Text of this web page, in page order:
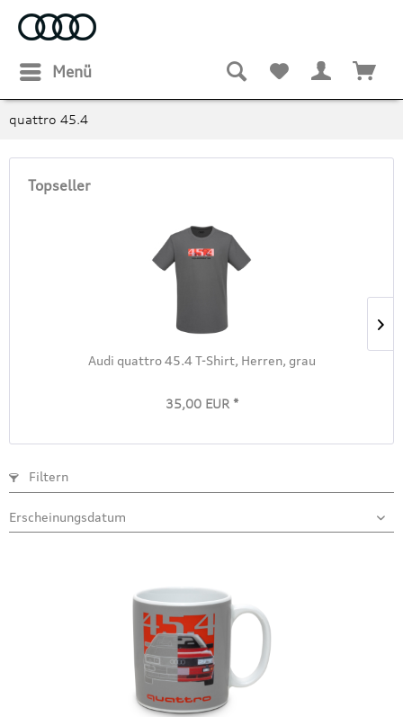
Menü
quattro 45.4
Topseller
Audi quattro 45.4 T-Shirt, Herren, grau
35,00 EUR *
Filtern